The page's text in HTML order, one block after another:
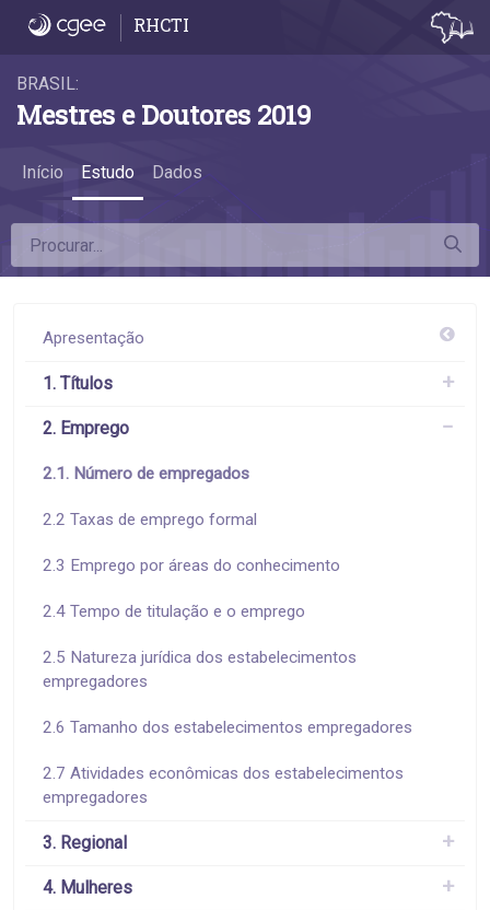
2.1. Número de empregados - 2.1. Número
RHCTI
BRASIL:
Mestres e Doutores 2019
Início Estudo Dados
Apresentação
1. Títulos
2. Emprego
2.1. Número de empregados
2.2 Taxas de emprego formal
2.3 Emprego por áreas do conhecimento
2.4 Tempo de titulação e o emprego
2.5 Natureza jurídica dos estabelecimentos
empregadores
2.6 Tamanho dos estabelecimentos empregadores
2.7 Atividades econômicas dos estabelecimentos
empregadores
3. Regional
4. Mulheres